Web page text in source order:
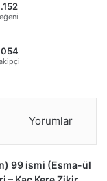
Yorumlar
99 ismi (Esma-ül